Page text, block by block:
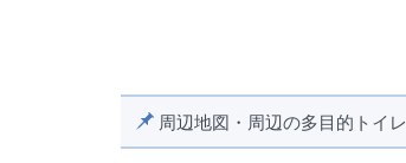
周辺地図・周辺の多目的トイレ